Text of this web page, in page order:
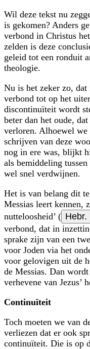
Wil deze tekst nu
is gekomen? Anders
verbond in Christus
zelden is deze
geleid tot een ronduit
theologie.
Nu is het zeker zo,
verbond tot op het
discontinuïteit wordt
beter dan het oude,
verloren. Alhoewel
schrijven van deze
nog in ere was, blijkt
als bemiddeling
wel snel verdwijnen.
Het is van belang dit
Messias leert kennen,
nutteloosheid’ ( Hebr.
verbond, dat in
sprake zijn van een
voor Joden via het
voor gelovigen uit de
de Messias. Dan
verhevene van Jezus’
Continuïteit
Toch moeten we van
verliezen dat er ook
continuïteit. Die is op